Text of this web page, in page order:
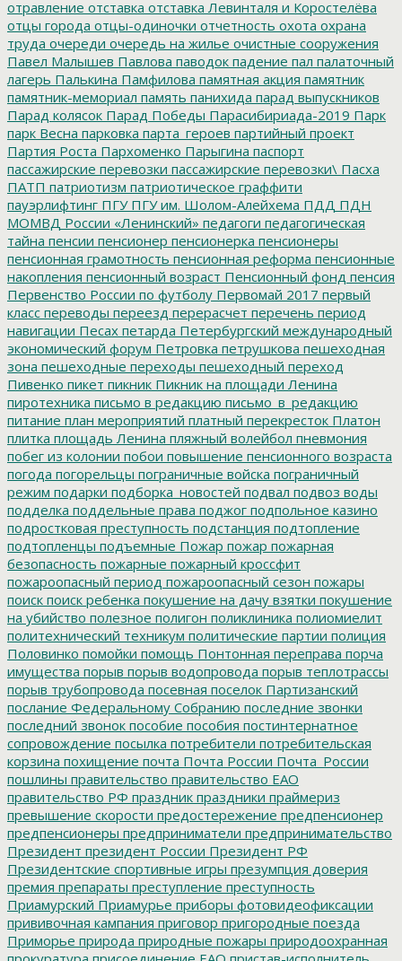
отравление отставка отставка Левинталя и Коростелёва
отцы города отцы-одиночки отчетность охота охрана
труда очереди очередь на жилье очистные сооружения
Павел Малышев Павлова паводок падение пал палаточный
лагерь Палькина Памфилова памятная акция памятник
памятник-мемориал память панихида парад выпускников
Парад колясок Парад Победы Парасибириада-2019 Парк
парк Весна парковка парта_героев партийный проект
Партия Роста Пархоменко Парыгина паспорт
пассажирские перевозки пассажирские перевозки\ Пасха
ПАТП патриотизм патриотическое граффити
пауэрлифтинг ПГУПГУ им. Шолом-Алейхема ПДД ПДН
МОМВД России «Ленинский» педагоги педагогическая
тайна пенсии пенсионер пенсионерка пенсионеры
пенсионная грамотность пенсионная реформа пенсионные
накопления пенсионный возраст Пенсионный фонд пенсия
Первенство России по футболу Первомай 2017 первый
класс переводы переезд перерасчет перечень период
навигации Песах петарда Петербургский международный
экономический форум Петровка петрушкова пешеходная
зона пешеходные переходы пешеходный переход
Пивенко пикет пикник Пикник на площади Ленина
пиротехника письмо в редакцию письмо_в_редакцию
питание план мероприятий платный перекресток Платон
плитка площадь Ленина пляжный волейбол пневмония
побег из колонии побои повышение пенсионного возраста
погода погорельцы пограничные войска пограничный
режим подарки подборка_новостей подвал подвоз воды
подделка поддельные права поджог подпольное казино
подростковая преступность подстанция подтопление
подтопленцы подъемные Пожар пожар пожарная
безопасность пожарные пожарный кроссфит
пожароопасный период пожароопасный сезон пожары
поиск поиск ребенка покушение на дачу взятки покушение
на убийство полезное полигон поликлиника полиомиелит
политехнический техникум политические партии полиция
Половинко помойки помощь Понтонная переправа порча
имущества порыв порыв водопровода порыв теплотрассы
порыв трубопровода посевная поселок Партизанский
послание Федеральному Собранию последние звонки
последний звонок пособие пособия постинтернатное
сопровождение посылка потребители потребительская
корзина похищение почта Почта России Почта_России
пошлины правительство правительство ЕАО
правительство РФ праздник праздники праймериз
превышение скорости предостережение предпенсионер
предпенсионеры предприниматели предпринимательство
Президент президент России Президент РФ
Президентские спортивные игры презумпция доверия
премия препараты преступление преступность
Приамурский Приамурье приборы фотовидеофиксации
прививочная кампания приговор пригородные поезда
Приморье природа природные пожары природоохранная